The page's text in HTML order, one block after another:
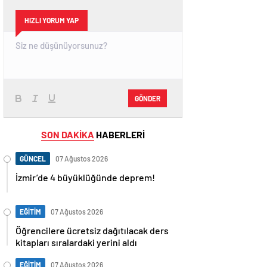
HIZLI YORUM YAP
GÖNDER
SON DAKİKA HABERLERİ
GÜNCEL 07 Ağustos 2026
İzmir’de 4 büyüklüğünde deprem!
EĞİTİM 07 Ağustos 2026
Öğrencilere ücretsiz dağıtılacak ders
kitapları sıralardaki yerini aldı
EĞİTİM 07 Ağustos 2026